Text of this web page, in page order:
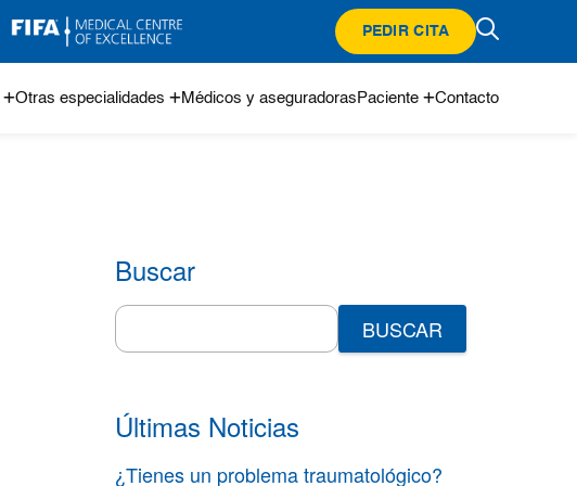
PEDIR CITA
Otras especialidades Médicos y aseguradoras Paciente Contacto
Buscar
Search
for:
Últimas Noticias
¿Tienes un problema traumatológico?